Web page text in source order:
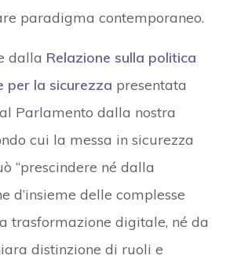
paradigma contemporaneo.
dalla Relazione sulla politica
per la sicurezza presentata
Parlamento dalla nostra
cui la messa in sicurezza
“prescindere né dalla
d’insieme delle complesse
trasformazione digitale, né da
distinzione di ruoli e